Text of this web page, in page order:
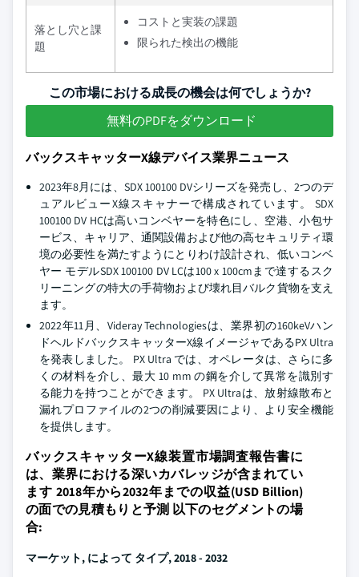
落とし穴と課
題
コストと実装の課題
限られた検出の機能
この市場における成長の機会は何でしょうか?
無料のPDFをダウンロード
バックスキャッターX線デバイス業界ニュース
2023年8月には、SDX 100100 DVシリーズを発売し、2つのデ
ュアルビューX線スキャナーで構成されています。 SDX
100100 DV HCは高いコンベヤーを特色にし、空港、小包サ
ービス、キャリア、通関設備および他の高セキュリティ環
境の必要性を満たすようにとりわけ設計され、低いコンベ
ヤー モデルSDX 100100 DV LCは100 x 100cmまで達するスク
リーニングの特大の手荷物および壊れ目バルク貨物を支え
ます。
2022年11月、Videray Technologiesは、業界初の160keVハン
ドヘルドバックスキャッターX線イメージャであるPX Ultra
を発表しました。 PX Ultra では、オペレータは、さらに多
くの材料を介し、最大 10 mm の鋼を介して異常を識別す
る能力を持つことができます。 PX Ultraは、放射線散布と
漏れプロファイルの2つの削減要因により、より安全機能
を提供します。
バックスキャッターX線装置市場調査報告書に
は、業界における深いカバレッジが含まれてい
ます 2018年から2032年までの収益(USD Billion)
の面での見積もりと予測 以下のセグメントの場
合:
マーケット, によって タイプ, 2018 - 2032